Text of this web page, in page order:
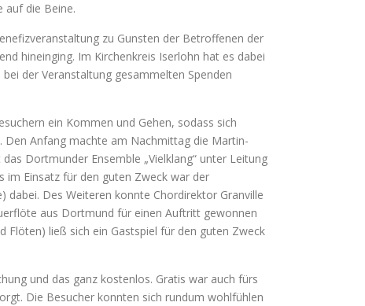
auf die Beine.
zu Gunsten der Betroffenen der
hineinging. Im Kirchenkreis Iserlohn hat es dabei
der Veranstaltung gesammelten Spenden
ein Kommen und Gehen, sodass sich
Den Anfang machte am Nachmittag die Martin-
Dortmunder Ensemble „Vielklang“ unter Leitung
im Einsatz für den guten Zweck war der
dabei. Des Weiteren konnte Chordirektor Granville
aus Dortmund für einen Auftritt gewonnen
Flöten) ließ sich ein Gastspiel für den guten Zweck
und das ganz kostenlos. Gratis war auch fürs
Die Besucher konnten sich rundum wohlfühlen